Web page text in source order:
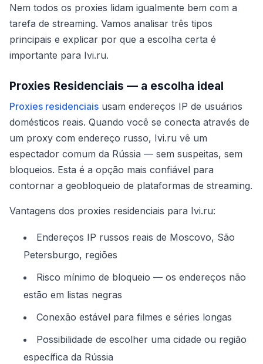
Nem todos os proxies lidam igualmente bem com a
tarefa de streaming. Vamos analisar três tipos
principais e explicar por que a escolha certa é
importante para Ivi.ru.
Proxies Residenciais — a escolha ideal
Proxies residenciais usam endereços IP de usuários
domésticos reais. Quando você se conecta através de
um proxy com endereço russo, Ivi.ru vê um
espectador comum da Rússia — sem suspeitas, sem
bloqueios. Esta é a opção mais confiável para
contornar a geobloqueio de plataformas de streaming.
Vantagens dos proxies residenciais para Ivi.ru:
Endereços IP russos reais de Moscovo, São
Petersburgo, regiões
Risco mínimo de bloqueio — os endereços não
estão em listas negras
Conexão estável para filmes e séries longas
Possibilidade de escolher uma cidade ou região
específica da Rússia